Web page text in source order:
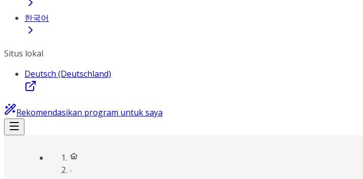
한국어
Situs lokal
Deutsch (Deutschland)
Rekomendasikan program untuk saya